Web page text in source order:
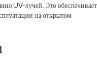
UV-лучей. Это обеспечивает
на открытом